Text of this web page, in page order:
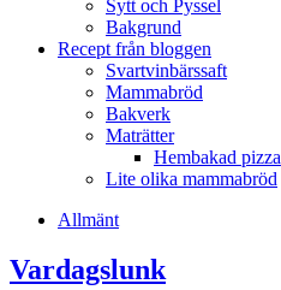
Sytt och Pyssel
Bakgrund
Recept från bloggen
Svartvinbärssaft
Mammabröd
Bakverk
Maträtter
Hembakad pizza
Lite olika mammabröd
Allmänt
Vardagslunk